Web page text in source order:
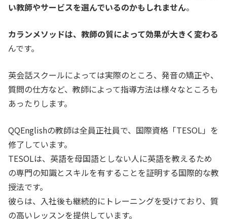
い教師やサービスを選んでいるのかもしれません。
カランメソッドは、教師の質によって効果が大きく変わる
んです。
英会話スクールによっては実際のところ、発音の矯正や、
質問の仕方など、教師によって指導方法は様々なところも
あったりします。
QQEnglishの教師は全員正社員で、国際資格「TESOL」を
修了しています。
TESOLは、英語を母国語としない人に英語を教えるため
の専門の知識とスキルを有することを証明する国際的な教
授法です。
彼らは、入社後も継続的にトレーニングを受けており、質
の高いレッスンを提供しています。